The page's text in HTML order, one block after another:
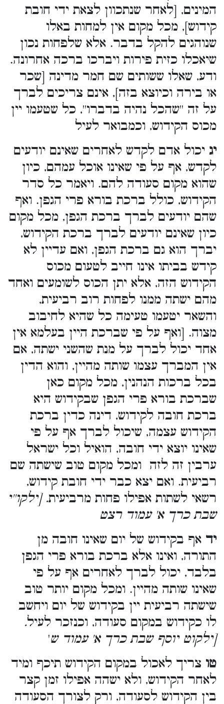
המינים, [לאחר שנתכוון לצאת ידי חובת
קידוש], מכל מקום אין למחות באלו
שנוהגים להקל בדבר. אלא שלפחות נכון
שיאכלו כזית פירות ויברכו ברכה אחרונה.
ודע, שאלו ששותים שם חמר מדינה [שכר
או בירה וכיוצא בזה], אינם צריכים לברך
על זה ''שהכל נהיה בדברו'', כל שטעמו יין
מכוס הקידוש, וכמבואר לעיל
יג יכול אדם לקדש לאחרים שאינם יודעים
לקדש, אף על פי שאינו אוכל עמהם, כיון
שהוא מקום סעודה להם. ויאמר כל סדר
הקידוש, כולל ברכת בורא פרי הגפן. ואף
שהם יודעים לברך ברכת הגפן, מכל מקום
כיון שאינם יודעים לברך ברכת הקידוש,
יברך הוא גם ברכת הגפן, ואם עדיין לא
קידש בביתו אינו חייב לטעום מכוס
הקידוש הזה, אלא יתן הכוס לשומעים ואחד
מהם ישתה ממנו לפחות רוב רביעית,
והשאר יטעמו טעימה כל שהיא לחיבוב
מצוה. [ואף על פי שברכת היין בעלמא אין
אחד יכול לברך על מנת שהשני ישתה, אם
אין המברך עצמו שותה מהיין, והוא הדין
בכל ברכות הנהנין, מכל מקום כאן
שברכת בורא פרי הגפן שבקידוש היא
ברכת חובה לקידוש, דינה כדין ברכת
הקידוש עצמה, שיכול לברך אף על פי
שאינו יוצא ידי חובה, הואיל וכל ישראל
ערבין זה לזה ומכל מקום טוב שישתה שם
רביעית. ואם יצא כבר ידי חובת קידוש,
רשאי לשתות אפילו פחות מרביעית. [ילקו''י
שבת כרך א' עמוד רצט
יד אף בקידוש של יום שאינו חובה מן
התורה, ואינו אלא ברכת בורא פרי הגפן
בלבד, יכול לברך לאחרים אף על פי
שאינו שותה מהיין. ומכל מקום יותר טוב
שישתה רביעית יין בקידוש של יום ויחשב
לו כקידוש במקום סעודה, וכנזכר לעיל.
[ילקוט יוסף שבת כרך א' עמוד ש'
טו צריך לאכול במקום הקידוש תיכף ומיד
לאחר הקידוש, ולא ישהה אפילו זמן קצר
בין הקידוש לסעודה, ורק לצורך הסעודה